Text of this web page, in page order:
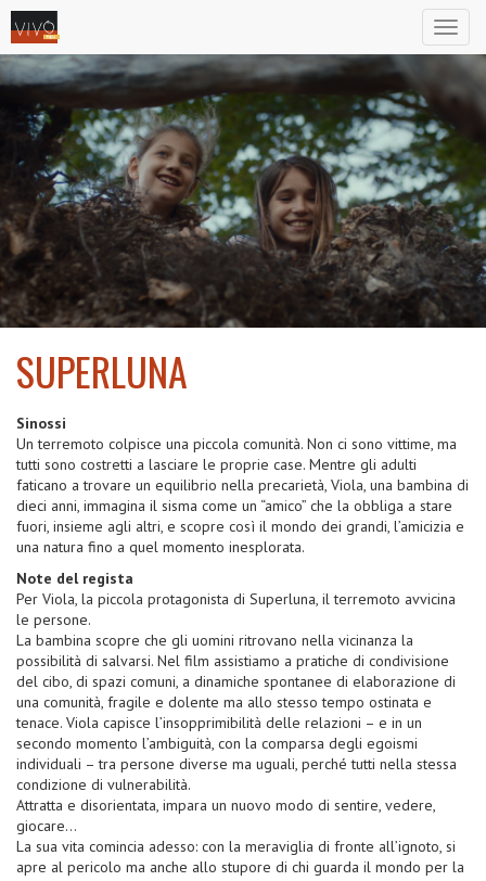
2023
SUPERLUNA
Sinossi
Un terremoto colpisce una piccola comunità. Non ci sono vittime, ma
tutti sono costretti a lasciare le proprie case. Mentre gli adulti
faticano a trovare un equilibrio nella precarietà, Viola, una bambina di
dieci anni, immagina il sisma come un “amico” che la obbliga a stare
fuori, insieme agli altri, e scopre così il mondo dei grandi, l’amicizia e
una natura fino a quel momento inesplorata.
Note del regista
Per Viola, la piccola protagonista di Superluna, il terremoto avvicina
le persone.
La bambina scopre che gli uomini ritrovano nella vicinanza la
possibilità di salvarsi. Nel film assistiamo a pratiche di condivisione
del cibo, di spazi comuni, a dinamiche spontanee di elaborazione di
una comunità, fragile e dolente ma allo stesso tempo ostinata e
tenace. Viola capisce l’insopprimibilità delle relazioni – e in un
secondo momento l’ambiguità, con la comparsa degli egoismi
individuali – tra persone diverse ma uguali, perché tutti nella stessa
condizione di vulnerabilità.
Attratta e disorientata, impara un nuovo modo di sentire, vedere,
giocare…
La sua vita comincia adesso: con la meraviglia di fronte all’ignoto, si
apre al pericolo ma anche allo stupore di chi guarda il mondo per la